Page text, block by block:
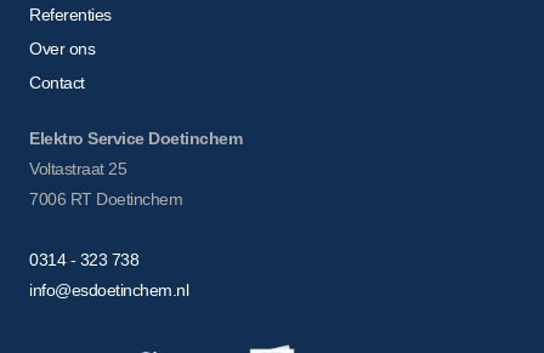
Referenties
Over ons
Contact
Elektro Service Doetinchem
Voltastraat 25
7006 RT Doetinchem
0314 - 323 738
info@esdoetinchem.nl